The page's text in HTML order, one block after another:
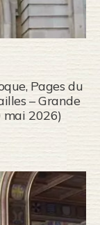
Pages du
– Grande
mai 2026)